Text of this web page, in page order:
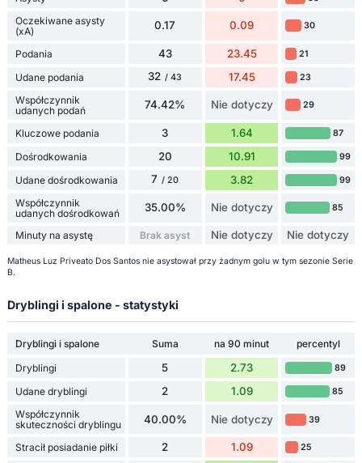
Oczekiwane asysty
(xA)
0.17 0.09 30
Podania 43 23.45 21
Udane podania 32 / 43 17.45 23
Współczynnik
udanych podań
74.42% Nie dotyczy 29
Kluczowe podania 3 1.64 87
Dośrodkowania 20 10.91 99
Udane dośrodkowania 7 / 20 3.82 99
Współczynnik
udanych dośrodkowań
35.00% Nie dotyczy 85
Minuty na asystę Brak asyst Nie dotyczy Nie dotyczy
Matheus Luz Priveato Dos Santos nie asystował przy żadnym golu w tym sezonie Serie
B.
Dryblingi i spalone - statystyki
Dryblingi i spalone Suma na 90 minut
percentyl
Dryblingi
5 2.73 89
Udane dryblingi 2 1.09 85
Współczynnik
skuteczności dryblingu
40.00% Nie dotyczy 39
Stracił posiadanie piłki 2 1.09 25